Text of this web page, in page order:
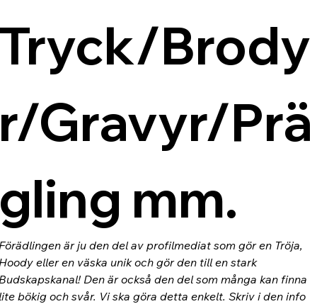
Brody
Gravyr/Prä
mm.
är ju den del av profilmediat som gör en Tröja,
eller en väska unik och gör den till en stark
Den är också den del som många kan finna
bökig och svår. Vi ska göra detta enkelt. Skriv i den info